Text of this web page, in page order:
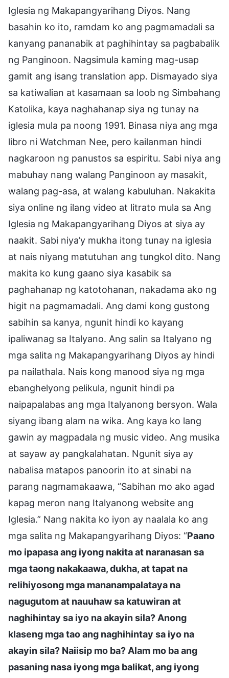
Iglesia ng Makapangyarihang Diyos. Nang
basahin ko ito, ramdam ko ang pagmamadali sa
kanyang pananabik at paghihintay sa pagbabalik
ng Panginoon. Nagsimula kaming mag-usap
gamit ang isang translation app. Dismayado siya
sa katiwalian at kasamaan sa loob ng Simbahang
Katolika, kaya naghahanap siya ng tunay na
iglesia mula pa noong 1991. Binasa niya ang mga
libro ni Watchman Nee, pero kailanman hindi
nagkaroon ng panustos sa espiritu. Sabi niya ang
mabuhay nang walang Panginoon ay masakit,
walang pag-asa, at walang kabuluhan. Nakakita
siya online ng ilang video at litrato mula sa Ang
Iglesia ng Makapangyarihang Diyos at siya ay
naakit. Sabi niya’y mukha itong tunay na iglesia
at nais niyang matutuhan ang tungkol dito. Nang
makita ko kung gaano siya kasabik sa
paghahanap ng katotohanan, nakadama ako ng
higit na pagmamadali. Ang dami kong gustong
sabihin sa kanya, ngunit hindi ko kayang
ipaliwanag sa Italyano. Ang salin sa Italyano ng
mga salita ng Makapangyarihang Diyos ay hindi
pa nailathala. Nais kong manood siya ng mga
ebanghelyong pelikula, ngunit hindi pa
naipapalabas ang mga Italyanong bersyon. Wala
siyang ibang alam na wika. Ang kaya ko lang
gawin ay magpadala ng music video. Ang musika
at sayaw ay pangkalahatan. Ngunit siya ay
nabalisa matapos panoorin ito at sinabi na
parang nagmamakaawa, “Sabihan mo ako agad
kapag meron nang Italyanong website ang
Iglesia.” Nang nakita ko iyon ay naalala ko ang
mga salita ng Makapangyarihang Diyos: “Paano
mo ipapasa ang iyong nakita at naranasan sa
mga taong nakakaawa, dukha, at tapat na
relihiyosong mga mananampalataya na
nagugutom at nauuhaw sa katuwiran at
naghihintay sa iyo na akayin sila? Anong
klaseng mga tao ang naghihintay sa iyo na
akayin sila? Naiisip mo ba? Alam mo ba ang
pasaning nasa iyong mga balikat, ang iyong